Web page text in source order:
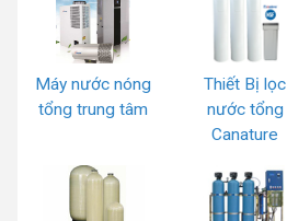
Máy nước nóng
tổng trung tâm
Thiết Bị lọc
nước tổng
Canature